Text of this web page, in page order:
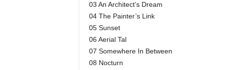
03 An Architect’s Dream
04 The Painter’s Link
05 Sunset
06 Aerial Tal
07 Somewhere In Between
08 Nocturn